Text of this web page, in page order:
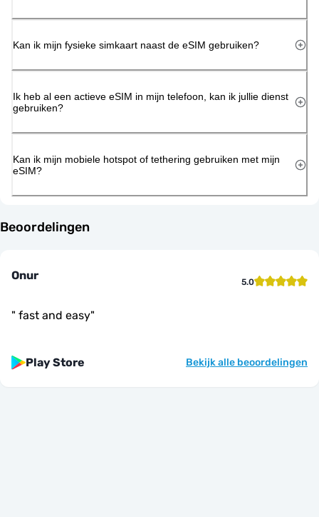
Kan ik mijn fysieke simkaart naast de eSIM gebruiken?
Ik heb al een actieve eSIM in mijn telefoon, kan ik jullie dienst
gebruiken?
Kan ik mijn mobiele hotspot of tethering gebruiken met mijn
eSIM?
Beoordelingen
Onur 5.0
" fast and easy"
Play Store Bekijk alle beoordelingen